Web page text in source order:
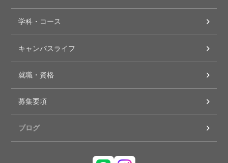
学科・コース
キャンパスライフ
就職・資格
募集要項
ブログ